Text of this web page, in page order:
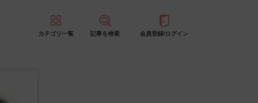
カテゴリ一覧 記事を検索 会員登録/ログイン